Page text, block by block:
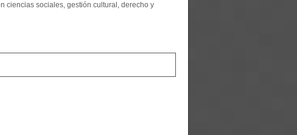
ciencias sociales, gestión cultural, derecho y